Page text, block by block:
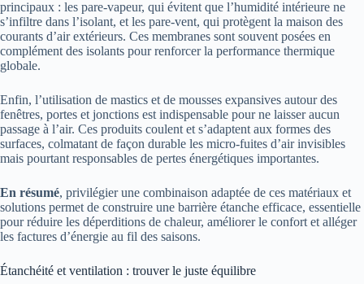
principaux : les pare-vapeur, qui évitent que l’humidité intérieure ne
s’infiltre dans l’isolant, et les pare-vent, qui protègent la maison des
courants d’air extérieurs. Ces membranes sont souvent posées en
complément des isolants pour renforcer la performance thermique
globale.
Enfin, l’utilisation de mastics et de mousses expansives autour des
fenêtres, portes et jonctions est indispensable pour ne laisser aucun
passage à l’air. Ces produits coulent et s’adaptent aux formes des
surfaces, colmatant de façon durable les micro-fuites d’air invisibles
mais pourtant responsables de pertes énergétiques importantes.
En résumé, privilégier une combinaison adaptée de ces matériaux et
solutions permet de construire une barrière étanche efficace, essentielle
pour réduire les déperditions de chaleur, améliorer le confort et alléger
les factures d’énergie au fil des saisons.
Étanchéité et ventilation : trouver le juste équilibre